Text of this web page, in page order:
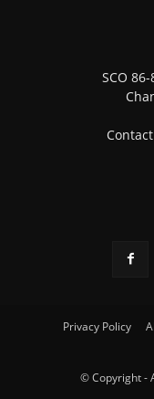
SCO
Privacy Policy
© Copyright -